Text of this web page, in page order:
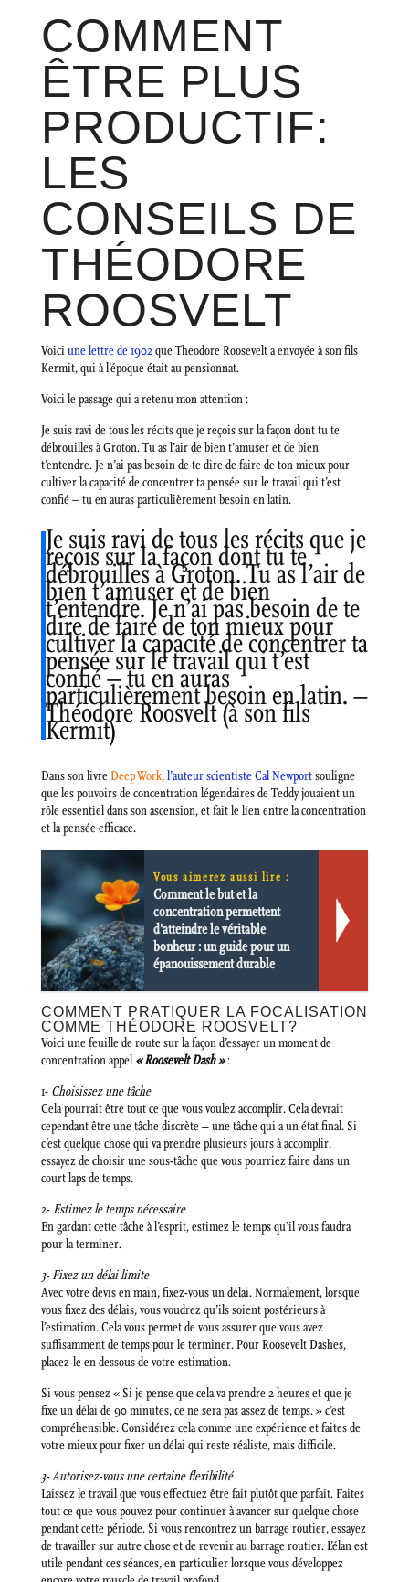
COMMENT
ÊTRE PLUS
PRODUCTIF:
LES
CONSEILS DE
THÉODORE
ROOSVELT
Voiciune lettre de 1902que Theodore Roosevelt a envoyée à son fils
Kermit, qui à l’époque était au pensionnat.
Voici le passage qui a retenu mon attention :
Je suis ravi de tous les récits que je reçois sur la façon dont tu te
débrouilles à Groton. Tu as l’air de bien t’amuser et de bien
t’entendre. Je n’ai pas besoin de te dire de faire de ton mieux pour
cultiver la capacité de concentrer ta pensée sur le travail qui t’est
confié – tu en auras particulièrement besoin en latin.
Je suis ravi de tous les récits que je
reçois sur la façon dont tu te
débrouilles à Groton. Tu as l’air de
bien t’amuser et de bien
t’entendre. Je n’ai pas besoin de te
dire de faire de ton mieux pour
cultiver la capacité de concentrer ta
pensée sur le travail qui t’est
confié – tu en auras
particulièrement besoin en latin. –
Théodore Roosvelt (à son fils
Kermit)
Dans son livreDeep Work,l’auteur scientiste Cal Newportsouligne
que les pouvoirs de concentration légendaires de Teddy jouaient un
rôle essentiel dans son ascension, et fait le lien entre la concentration
et la pensée efficace.
Vous aimerez aussi lire :
Comment le but et la
concentration permettent
d'atteindre le véritable
bonheur : un guide pour un
épanouissement durable
COMMENT PRATIQUER LA FOCALISATION
COMME THÉODORE ROOSVELT?
Voici une feuille de route sur la façon d’essayer un moment de
concentration appel « Roosevelt Dash »:
1- Choisissez une tâche
Cela pourrait être tout ce que vous voulez accomplir. Cela devrait
cependant être une tâche discrète – une tâche qui a un état final. Si
c’est quelque chose qui va prendre plusieurs jours à accomplir,
essayez de choisir une sous-tâche que vous pourriez faire dans un
court laps de temps.
2- Estimez le temps nécessaire
En gardant cette tâche à l’esprit, estimez le temps qu’il vous faudra
pour la terminer.
3- Fixez un délai limite
Avec votre devis en main, fixez-vous un délai. Normalement, lorsque
vous fixez des délais, vous voudrez qu’ils soient postérieurs à
l’estimation. Cela vous permet de vous assurer que vous avez
suffisamment de temps pour le terminer. Pour Roosevelt Dashes,
placez-le en dessous de votre estimation.
Si vous pensez « Si je pense que cela va prendre 2 heures et que je
fixe un délai de 90 minutes, ce ne sera pas assez de temps. » c’est
compréhensible. Considérez cela comme une expérience et faites de
votre mieux pour fixer un délai qui reste réaliste, mais difficile.
3- Autorisez-vous une certaine flexibilité
Laissez le travail que vous effectuez être fait plutôt que parfait. Faites
tout ce que vous pouvez pour continuer à avancer sur quelque chose
pendant cette période. Si vous rencontrez un barrage routier, essayez
de travailler sur autre chose et de revenir au barrage routier. L’élan est
utile pendant ces séances, en particulier lorsque vous développez